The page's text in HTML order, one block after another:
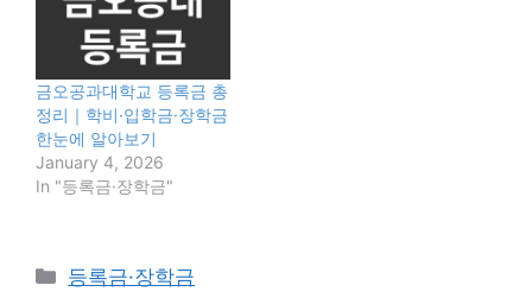
금오공과대학교 등록금 총
정리｜학비·입학금·장학금
한눈에 알아보기
January 4, 2026
In "등록금·장학금"
Categories
등록금·장학금